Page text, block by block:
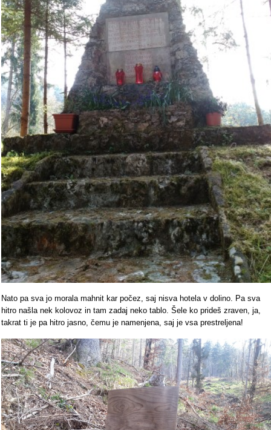
Nato pa sva jo morala mahnit kar počez, saj nisva hotela v dolino. Pa sva
hitro našla nek kolovoz in tam zadaj neko tablo. Šele ko prideš zraven, ja,
takrat ti je pa hitro jasno, čemu je namenjena, saj je vsa prestreljena!